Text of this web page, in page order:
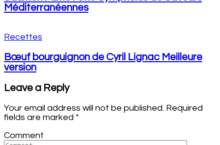
Méditerranéennes
Recettes
Bœuf bourguignon de Cyril Lignac Meilleure
version
Leave a Reply
Your email address will not be published. Required
fields are marked *
Comment